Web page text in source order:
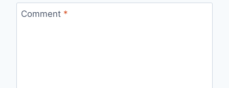
Comment *